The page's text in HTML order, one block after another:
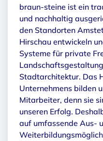
braun-steine ist ein
und nachhaltig
den Standorten
Hirschau entwickeln
Systeme für private
Stadtarchitektur. Das
Unternehmens bilden
Mitarbeiter, denn sie
unseren Erfolg.
auf umfassende Aus-